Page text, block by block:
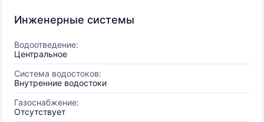
Инженерные системы
Водоотведение:
Центральное
Система водостоков:
Внутренние водостоки
Газоснабжение:
Отсутствует